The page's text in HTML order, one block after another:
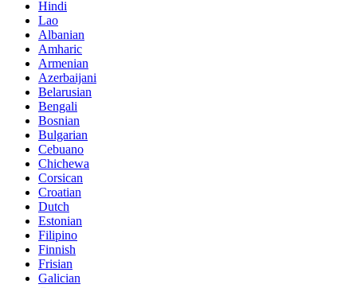
Hindi
Lao
Albanian
Amharic
Armenian
Azerbaijani
Belarusian
Bengali
Bosnian
Bulgarian
Cebuano
Chichewa
Corsican
Croatian
Dutch
Estonian
Filipino
Finnish
Frisian
Galician